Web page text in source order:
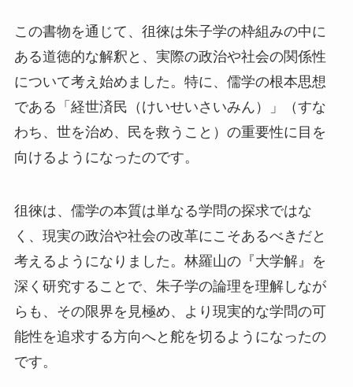
この書物を通じて、徂徠は朱子学の枠組みの中に
ある道徳的な解釈と、実際の政治や社会の関係性
について考え始めました。特に、儒学の根本思想
である「経世済民（けいせいさいみん）」（すな
わち、世を治め、民を救うこと）の重要性に目を
向けるようになったのです。
徂徠は、儒学の本質は単なる学問の探求ではな
く、現実の政治や社会の改革にこそあるべきだと
考えるようになりました。林羅山の『大学解』を
深く研究することで、朱子学の論理を理解しなが
らも、その限界を見極め、より現実的な学問の可
能性を追求する方向へと舵を切るようになったの
です。